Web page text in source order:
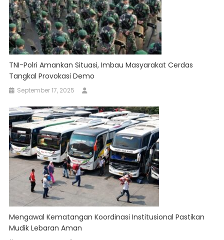
TNI-Polri Amankan Situasi, Imbau Masyarakat Cerdas
Tangkal Provokasi Demo
September 17, 2025
Mengawal Kematangan Koordinasi Institusional Pastikan
Mudik Lebaran Aman